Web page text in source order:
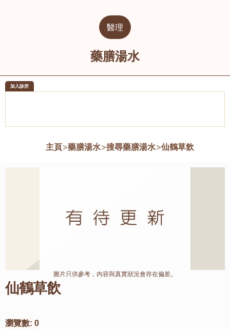
醫理
藥膳湯水
加入診所
主頁>藥膳湯水>搜尋藥膳湯水>仙鶴草飲
仙鶴草飲
瀏覽數: 0
圖片只供參考，內容與真實狀況會存在偏差。